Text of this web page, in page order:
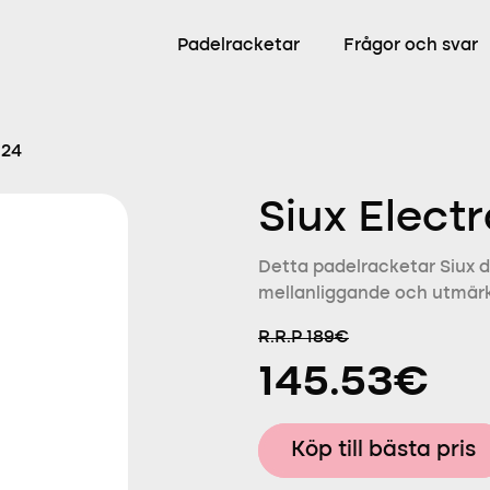
Padelracketar Frågor och svar
Siux
Detta padelracketar Siux
mellanliggande och
R.R.P 189€
145.53€
Köp till bästa pris